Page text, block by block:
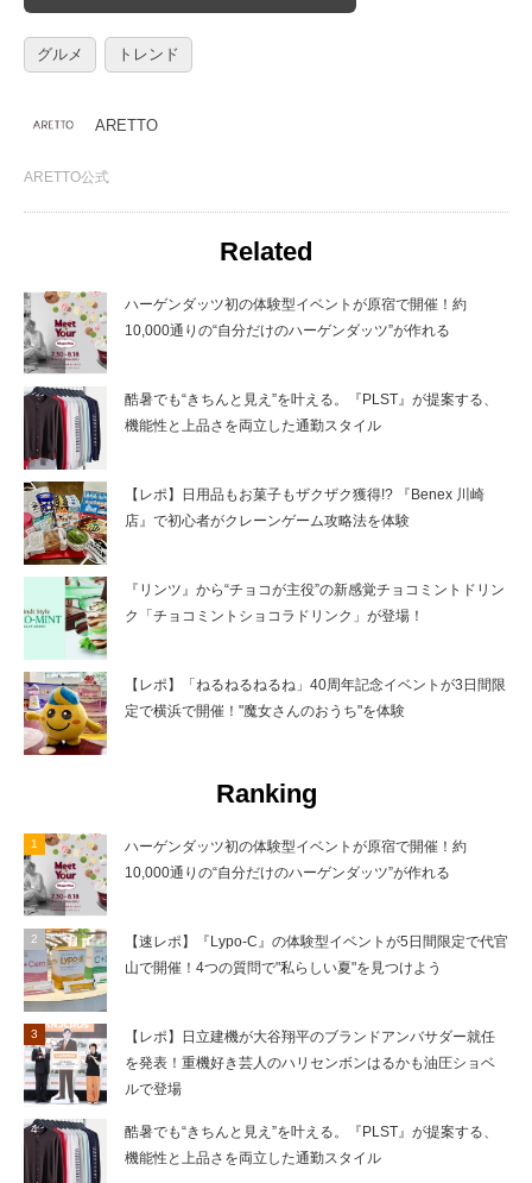
グルメ トレンド
ARETTO
ARETTO公式
Related
ハーゲンダッツ初の体験型イベントが原宿で開催！約
10,000通りの“自分だけのハーゲンダッツ”が作れる
酷暑でも“きちんと見え”を叶える。『PLST』が提案する、
機能性と上品さを両立した通勤スタイル
【レポ】日用品もお菓子もザクザク獲得!? 『Benex 川崎
店』で初心者がクレーンゲーム攻略法を体験
『リンツ』から“チョコが主役”の新感覚チョコミントドリン
ク「チョコミントショコラドリンク」が登場！
【レポ】「ねるねるねるね」40周年記念イベントが3日間限
定で横浜で開催！"魔女さんのおうち"を体験
Ranking
ハーゲンダッツ初の体験型イベントが原宿で開催！約
10,000通りの“自分だけのハーゲンダッツ”が作れる
【速レポ】『Lypo-C』の体験型イベントが5日間限定で代官
山で開催！4つの質問で"私らしい夏"を見つけよう
【レポ】日立建機が大谷翔平のブランドアンバサダー就任
を発表！重機好き芸人のハリセンボンはるかも油圧ショベ
ルで登場
酷暑でも“きちんと見え”を叶える。『PLST』が提案する、
機能性と上品さを両立した通勤スタイル